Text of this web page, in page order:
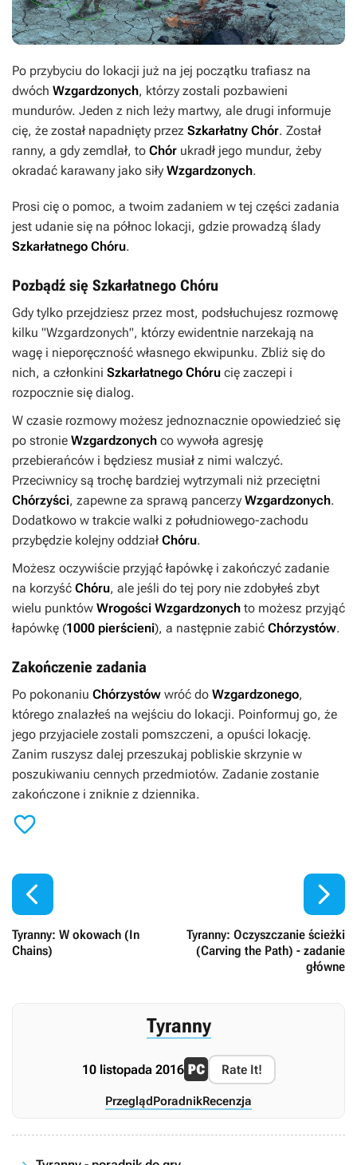
Po przybyciu do lokacji już na jej początku trafiasz na
dwóch Wzgardzonych, którzy zostali pozbawieni
mundurów. Jeden z nich leży martwy, ale drugi informuje
cię, że został napadnięty przez Szkarłatny Chór. Został
ranny, a gdy zemdlał, to Chór ukradł jego mundur, żeby
okradać karawany jako siły Wzgardzonych.
Prosi cię o pomoc, a twoim zadaniem w tej części zadania
jest udanie się na północ lokacji, gdzie prowadzą ślady
Szkarłatnego Chóru.
Pozbądź się Szkarłatnego Chóru
Gdy tylko przejdziesz przez most, podsłuchujesz rozmowę
kilku "Wzgardzonych", którzy ewidentnie narzekają na
wagę i nieporęczność własnego ekwipunku. Zbliż się do
nich, a członkini Szkarłatnego Chóru cię zaczepi i
rozpocznie się dialog.
W czasie rozmowy możesz jednoznacznie opowiedzieć się
po stronie Wzgardzonych co wywoła agresję
przebierańców i będziesz musiał z nimi walczyć.
Przeciwnicy są trochę bardziej wytrzymali niż przeciętni
Chórzyści, zapewne za sprawą pancerzy Wzgardzonych.
Dodatkowo w trakcie walki z południowego-zachodu
przybędzie kolejny oddział Chóru.
Możesz oczywiście przyjąć łapówkę i zakończyć zadanie
na korzyść Chóru, ale jeśli do tej pory nie zdobyłeś zbyt
wielu punktów Wrogości Wzgardzonych to możesz przyjąć
łapówkę (1000 pierścieni), a następnie zabić Chórzystów.
Zakończenie zadania
Po pokonaniu Chórzystów wróć do Wzgardzonego,
którego znalazłeś na wejściu do lokacji. Poinformuj go, że
jego przyjaciele zostali pomszczeni, a opuści lokację.
Zanim ruszysz dalej przeszukaj pobliskie skrzynie w
poszukiwaniu cennych przedmiotów. Zadanie zostanie
zakończone i zniknie z dziennika.


Tyranny: W okowach (In
Chains)
Tyranny: Oczyszczanie ścieżki
(Carving the Path) - zadanie
główne

Tyranny
10 listopada 2016 Rate It!
PrzeglądPoradnikRecenzja